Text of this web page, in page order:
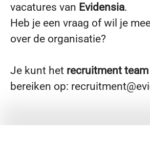
vacatures van Evidensia.
Heb je een vraag of wil je
over de organisatie?
Je kunt het recruitment team
bereiken op: